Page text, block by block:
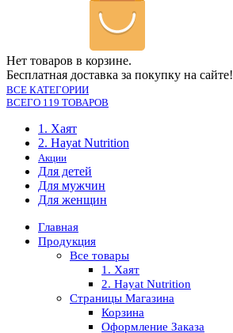
Нет товаров в корзине.
Бесплатная доставка за покупку на сайте!
ВСЕ КАТЕГОРИИ
ВСЕГО 119 ТОВАРОВ
1. Хаят
2. Hayat Nutrition
Акции
Для детей
Для мужчин
Для женщин
Главная
Продукция
Все товары
1. Хаят
2. Hayat Nutrition
Страницы Магазина
Корзина
Оформление Заказа